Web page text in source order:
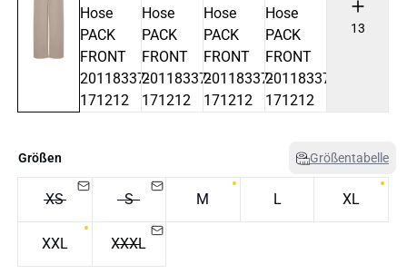
13
Größen Größentabelle
XS S M L XL
XXL XXXL